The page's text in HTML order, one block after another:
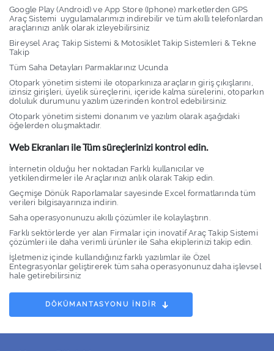
Google Play (Android) ve App Store (Iphone) marketlerden GPS
Araç Sistemi uygulamalarımızı indirebilir ve tüm akıllı telefonlardan
araçlarınızı anlık olarak izleyebilirsiniz
Bireysel Araç Takip Sistemi & Motosiklet Takip Sistemleri & Tekne
Takip
Tüm Saha Detayları Parmaklarınız Ucunda
Otopark yönetim sistemi ile otoparkınıza araçların giriş çıkışlarını,
izinsiz girişleri, üyelik süreçlerini, içeride kalma sürelerini, otoparkın
doluluk durumunu yazılım üzerinden kontrol edebilirsiniz.
Otopark yönetim sistemi donanım ve yazılım olarak aşağıdaki
öğelerden oluşmaktadır.
Web Ekranları ile Tüm süreçlerinizi kontrol edin.
İnternetin olduğu her noktadan Farklı kullanıcılar ve
yetkilendirmeler ile Araçlarınızı anlık olarak Takip edin.
Geçmişe Dönük Raporlamalar sayesinde Excel formatlarında tüm
verileri bilgisayarınıza indirin.
Saha operasyonunuzu akıllı çözümler ile kolaylaştırın.
Farklı sektörlerde yer alan Firmalar için inovatif Araç Takip Sistemi
çözümleri ile daha verimli ürünler ile Saha ekiplerinizi takip edin.
İşletmeniz içinde kullandığınız farklı yazılımlar ile Özel
Entegrasyonlar geliştirerek tüm saha operasyonunuz daha işlevsel
hale getirebilirsiniz
DÖKÜMANTASYONU İNDİR